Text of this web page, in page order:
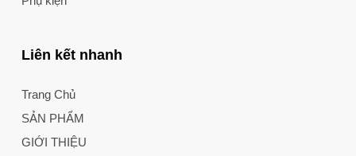
Liên kết nhanh
Trang Chủ
SẢN PHẨM
GIỚI THIỆU